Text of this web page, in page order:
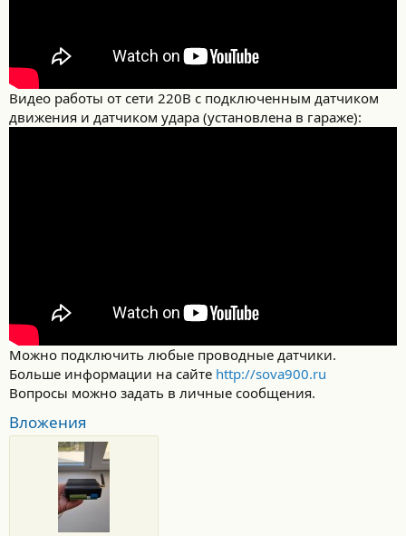
Видео работы от сети 220В с подключенным датчиком
движения и датчиком удара (установлена в гараже):
Можно подключить любые проводные датчики.
Больше информации на сайте http://sova900.ru
Вопросы можно задать в личные сообщения.
Вложения